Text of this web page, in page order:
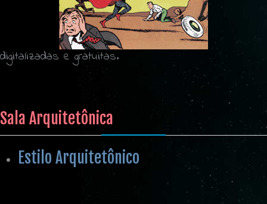
digitalizadas e gratuitas.
Sala Arquitetônica
Estilo Arquitetônico